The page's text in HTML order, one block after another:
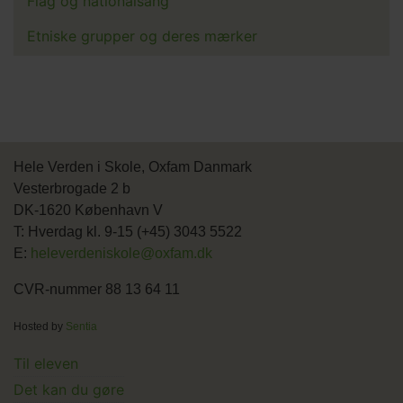
Etniske grupper og deres mærker
Hele Verden i Skole, Oxfam Danmark
Vesterbrogade 2 b
DK-1620 København V
T: Hverdag kl. 9-15 (+45) 3043 5522
E: heleverdeniskole@oxfam.dk
CVR-nummer 88 13 64 11
Hosted by Sentia
Main
Til eleven
Det kan du gøre